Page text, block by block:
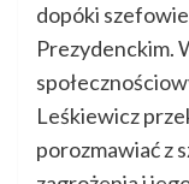
dopóki szefowie
Prezydenckim.
Leśkiewicz
porozmawiać z